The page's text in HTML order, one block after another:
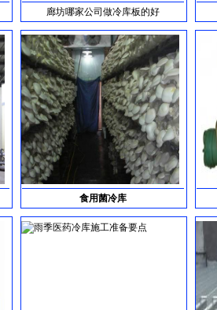
廊坊哪家公司做冷库板的好
食用菌冷库